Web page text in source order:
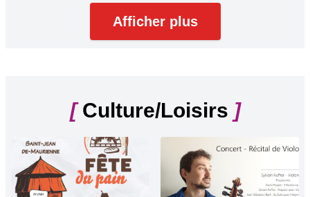
Afficher plus
[Culture/Loisirs ]